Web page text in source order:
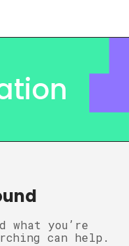
what you’re
can help.